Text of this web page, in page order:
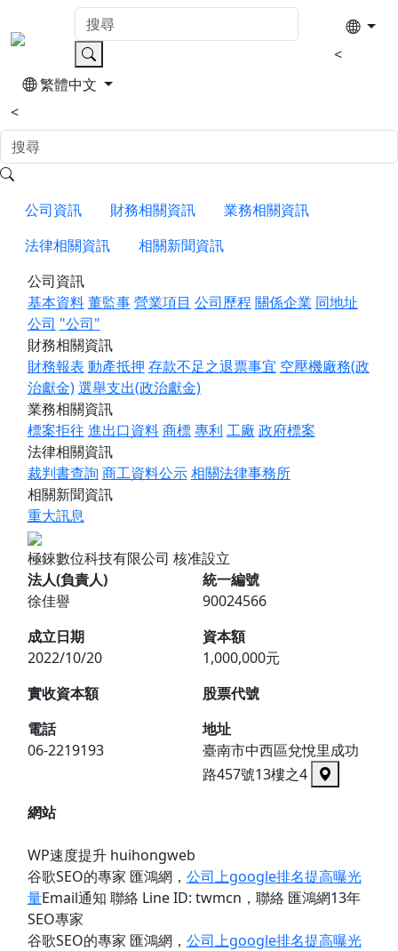
<
繁體中文
<
公司資訊 財務相關資訊
業務相關資訊
法律相關資訊
相關新聞資訊
公司資訊
基本資料董監事營業項目 公司歷程 關係企業 同地址
公司 "公司"
財務相關資訊
財務報表 動產抵押 存款不足之退票事宜 空壓機廠務(政
治獻金)選舉支出(政治獻金)
業務相關資訊
標案拒往 進出口資料商標專利 工廠 政府標案
法律相關資訊
裁判書查詢 商工資料公示相關法律事務所
相關新聞資訊
重大訊息
極錸數位科技有限公司 核准設立
法人(負責人)
徐佳譽
統一編號
90024566
成立日期
2022/10/20
資本額
1,000,000元
實收資本額
股票代號
電話
06-2219193
地址
臺南市中西區兌悅里成功
路457號13樓之4
網站
WP速度提升 huihongweb
谷歌SEO的專家 匯鴻網 ， 公司上google排名提高曝光
量Email通知 聯絡 Line ID: twmcn ，聯絡 匯鴻網13年
SEO專家
谷歌SEO的專家 匯鴻網 ， 公司上google排名提高曝光